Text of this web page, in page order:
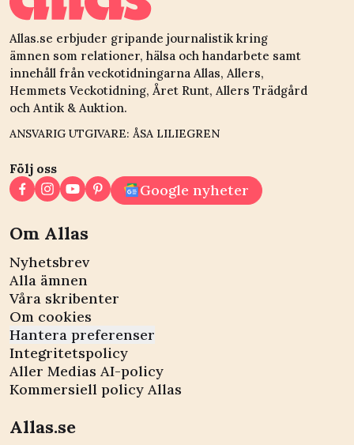
Allas.se erbjuder gripande journalistik kring
ämnen som relationer, hälsa och handarbete samt
innehåll från veckotidningarna Allas, Allers,
Hemmets Veckotidning, Året Runt, Allers Trädgård
och Antik & Auktion.
ANSVARIG UTGIVARE: ÅSA LILIEGREN
Följ oss
Google nyheter
Om Allas
Nyhetsbrev
Alla ämnen
Våra skribenter
Om cookies
Hantera preferenser
Integritetspolicy
Aller Medias AI-policy
Kommersiell policy Allas
Allas.se